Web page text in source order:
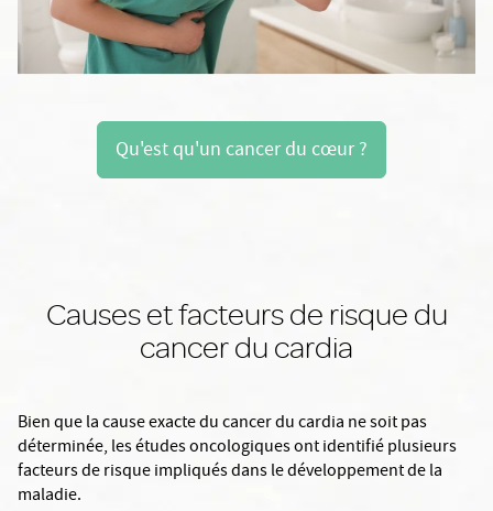
Qu'est qu'un cancer du cœur ?
Causes et facteurs de risque du
cancer du cardia
Bien que la cause exacte du cancer du cardia ne soit pas
déterminée, les études oncologiques ont identifié plusieurs
facteurs de risque impliqués dans le développement de la
maladie.